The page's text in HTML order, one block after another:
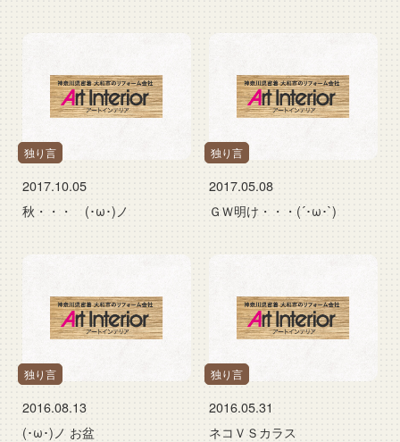
独り言
2017.10.05
秋・・・ (･ω･)ノ
独り言
2017.05.08
ＧＷ明け・・・(´･ω･`)
独り言
2016.08.13
(･ω･)ノ お盆
独り言
2016.05.31
ネコＶＳカラス